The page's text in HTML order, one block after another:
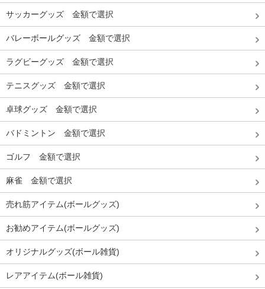
サッカーグッズ 金額で選択
バレーボールグッズ 金額で選択
ラグビーグッズ 金額で選択
テニスグッズ 金額で選択
卓球グッズ 金額で選択
バドミントン 金額で選択
ゴルフ 金額で選択
麻雀 金額で選択
売れ筋アイテム(ボールグッズ)
お勧めアイテム(ボールグッズ)
オリジナルグッズ(ボール雑貨)
レアアイテム(ボール雑貨)